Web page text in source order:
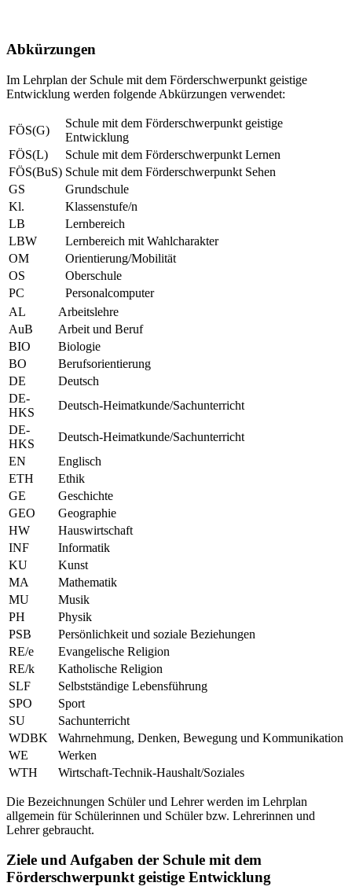
Abkürzungen
Im Lehrplan der Schule mit dem Förderschwerpunkt geistige
Entwicklung werden folgende Abkürzungen verwendet:
FÖS(G)
Schule mit dem Förderschwerpunkt geistige
Entwicklung
FÖS(L)
Schule mit dem Förderschwerpunkt Lernen
FÖS(BuS) Schule mit dem Förderschwerpunkt Sehen
GS
Grundschule
Kl.
Klassenstufe/n
LB
Lernbereich
LBW
Lernbereich mit Wahlcharakter
OM
Orientierung/Mobilität
OS
Oberschule
PC
Personalcomputer
AL
Arbeitslehre
AuB
Arbeit und Beruf
BIO
Biologie
BO
Berufsorientierung
DE
Deutsch
DE-
HKS
Deutsch-Heimatkunde/Sachunterricht
DE-
HKS
Deutsch-Heimatkunde/Sachunterricht
EN
Englisch
ETH
Ethik
GE
Geschichte
GEO
Geographie
HW
Hauswirtschaft
INF
Informatik
KU
Kunst
MA
Mathematik
MU
Musik
PH
Physik
PSB
Persönlichkeit und soziale Beziehungen
RE/e
Evangelische Religion
RE/k
Katholische Religion
SLF
Selbstständige Lebensführung
SPO
Sport
SU
Sachunterricht
WDBK
Wahrnehmung, Denken, Bewegung und Kommunikation
WE
Werken
WTH
Wirtschaft-Technik-Haushalt/Soziales
Die Bezeichnungen Schüler und Lehrer werden im Lehrplan
allgemein für Schülerinnen und Schüler bzw. Lehrerinnen und
Lehrer gebraucht.
Ziele und Aufgaben der Schule mit dem
Förderschwerpunkt geistige Entwicklung